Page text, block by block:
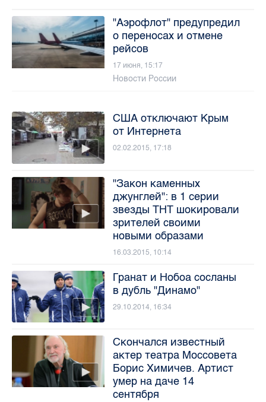
"Аэрофлот" предупредил
о переносах и отмене
рейсов
17 июня, 15:17
Новости России
США отключают Крым
от Интернета
02.02.2015, 17:18
"Закон каменных
джунглей": в 1 серии
звезды ТНТ шокировали
зрителей своими
новыми образами
16.03.2015, 10:14
Гранат и Нобоа сосланы
в дубль "Динамо"
29.10.2014, 16:34
Скончался известный
актер театра Моссовета
Борис Химичев. Артист
умер на даче 14
сентября